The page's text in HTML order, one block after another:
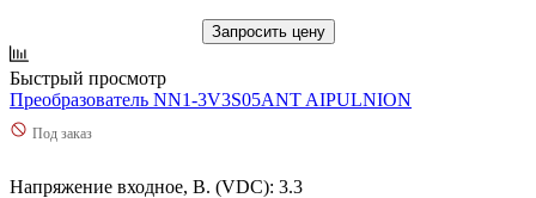
Запросить цену
Быстрый просмотр
Преобразователь NN1-3V3S05ANT AIPULNION
Под заказ
Напряжение входное, В. (VDC): 3.3